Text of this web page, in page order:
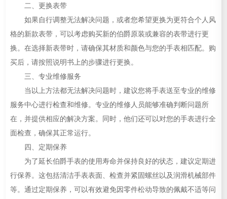
二、更换表带
如果自行调整无法解决问题，或者您希望更换为更符合个人风
格的新款表带，可以考虑购买新的伯爵原装或兼容的表带进行更
换。在选择新表带时，请确保其材质和颜色与您的手表相匹配。购
买后，请按照说明书上的步骤进行更换。
三、专业维修服务
当以上方法都无法解决问题时，建议您将手表送至专业的维修
服务中心进行检查和维修。专业的维修人员能够准确判断问题所
在，并提供相应的解决方案。同时，他们还可以对您的手表进行全
面检查，确保其正常运行。
四、定期保养
为了延长伯爵手表的使用寿命并保持良好的状态，建议定期进
行保养。这包括清洁手表表面、检查并紧固螺丝以及润滑机械部件
等。通过定期保养，可以有效避免因零件松动导致的佩戴不适等问